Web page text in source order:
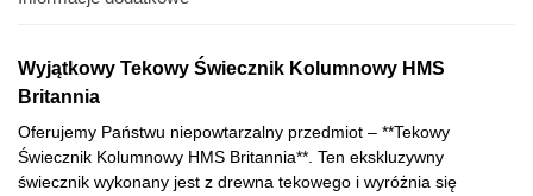
Wyjątkowy Tekowy Świecznik Kolumnowy HMS
Britannia
Oferujemy Państwu niepowtarzalny przedmiot – **Tekowy
Świecznik Kolumnowy HMS Britannia**. Ten ekskluzywny
świecznik wykonany jest z drewna tekowego i wyróżnia się